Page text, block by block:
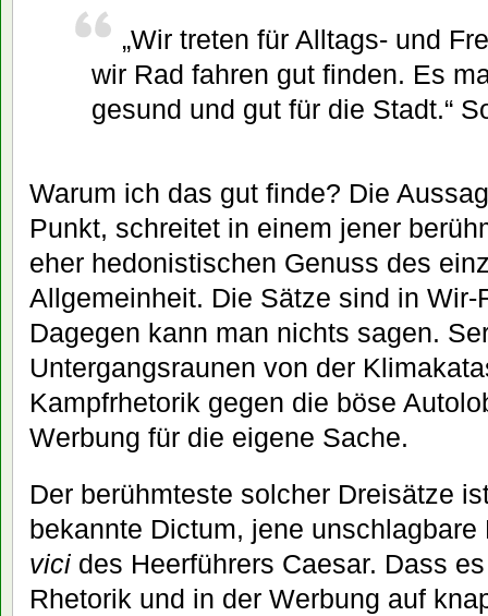
„Wir treten für Alltags- und
wir Rad fahren gut finden. Es
gesund und gut für die Stadt.“
Warum ich das gut finde? Die
Punkt, schreitet in einem jener
eher hedonistischen Genuss des
Allgemeinheit. Die Sätze sind in Wir-
Dagegen kann man nichts sagen.
Untergangsraunen von der
Kampfrhetorik gegen die böse
Werbung für die eigene Sache.
Der berühmteste solcher Dreisätze
bekannte Dictum, jene
vici des Heerführers Caesar. Dass
Rhetorik und in der Werbung auf